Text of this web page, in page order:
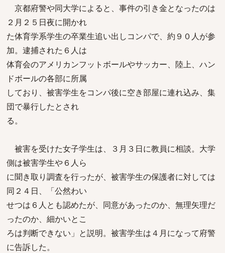
京都府警や同大学によると、事件の引き金となったのは
２月２５日夜に開かれ
た体育学系学生の卒業生追い出しコンパで、約９０人が参
加。逮捕された６人は
体育会のアメリカンフットボールやサッカー、陸上、ハン
ドボールの各部に所属
しており、被害学生をコンパ後に空き部屋に連れ込み、集
団で暴行したとされ
る。
被害を受けた女子学生は、３月３日に教員に相談。大学
側は被害学生や６人ら
に聞き取り調査を行ったが、被害学生の保護者に対しては
同２４日、「公然わい
せつは６人とも認めたが、同意があったのか、無理矢理だ
ったのか、細かいとこ
ろは判断できない」と説明。被害学生は４月になって府警
に告訴した。